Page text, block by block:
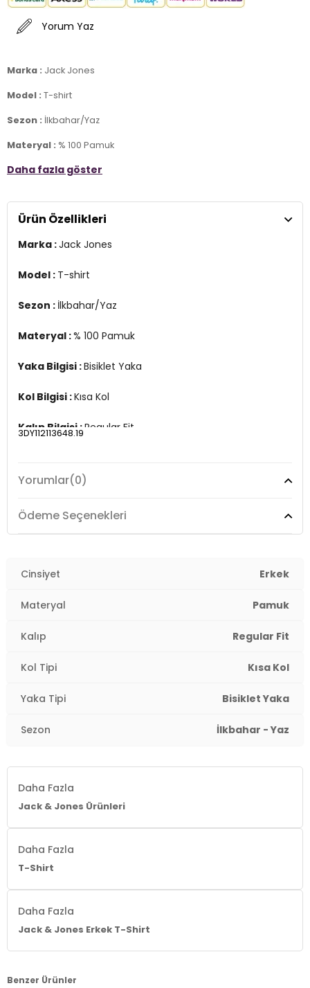
Yorum Yaz
Marka : Jack Jones
Model : T-shirt
Sezon : İlkbahar/Yaz
Materyal : % 100 Pamuk
Yaka Bilgisi :Bisiklet Yaka
Kalıp Bilgisi :Regular Fit
Manken Ölçüsü :Boy : 183 / Beden : L
Üretim Yeri : Bangladeş
Daha fazla göster
Ürün Özellikleri
Marka :Jack Jones
Model : T-shirt
Sezon : İlkbahar/Yaz
Materyal :% 100 Pamuk
Yaka Bilgisi :Bisiklet Yaka
Kol Bilgisi :Kısa Kol
Kalıp Bilgisi :Regular Fit
Üretim Yeri :Bangladeş
3DY112113648.19
Yorumlar(0)
Ödeme Seçenekleri
Cinsiyet Erkek
Materyal Pamuk
Kalıp Regular Fit
Kol Tipi Kısa Kol
Yaka Tipi Bisiklet Yaka
Sezon İlkbahar - Yaz
Daha Fazla
Jack & Jones Ürünleri
Daha Fazla
T-Shirt
Daha Fazla
Jack & Jones Erkek T-Shirt
Benzer Ürünler